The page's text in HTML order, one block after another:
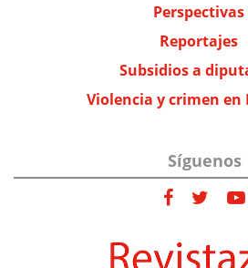
Perspectivas
Reportajes
Subsidios a
Violencia y crimen en
Síguenos